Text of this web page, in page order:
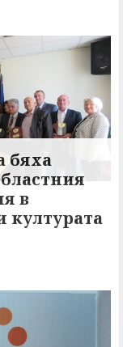
бяха
в
културата